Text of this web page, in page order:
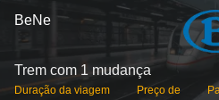
BeNe
Trem com 1 mudança
Duração da viagem Preço de